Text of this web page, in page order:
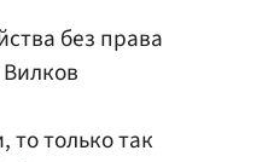
без права
то только так